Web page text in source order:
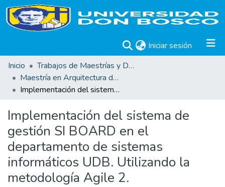
Iniciar sesión (current)
Inicio
Trabajos de Maestrías y Doctorados
Maestría en Arquitectura de Software
Implementación del sistema de gestión SI BOARD en el departamento de sistemas informáticos UDB. Utilizando la metodología Agile 2.
Implementación del sistema de
gestión SI BOARD en el
departamento de sistemas
informáticos UDB. Utilizando la
metodología Agile 2.